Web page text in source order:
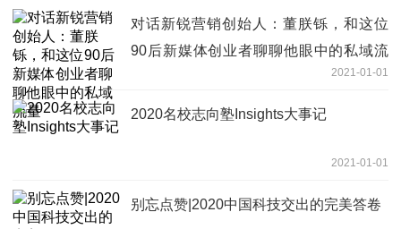
对话新锐营销创始人：董朕铄，和这位
90后新媒体创业者聊聊他眼中的私域流
2021-01-01
2020名校志向塾Insights大事记
2021-01-01
别忘点赞|2020中国科技交出的完美答卷